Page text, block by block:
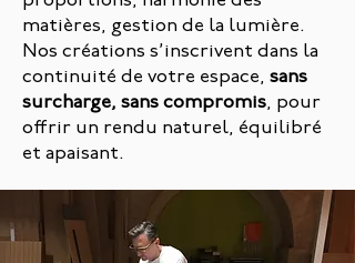
matières, gestion de la lumière.
Nos créations s’inscrivent dans la
continuité de votre espace, sans
surcharge, sans compromis, pour
offrir un rendu naturel, équilibré
et apaisant.